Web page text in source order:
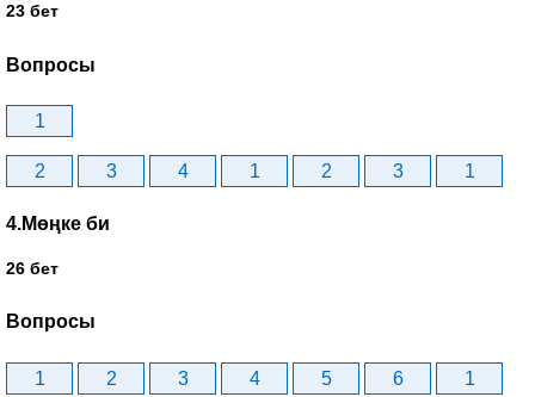
23 бет
Вопросы
1
2 3 4 1 2 3 1
4.Мөңке би
26 бет
Вопросы
1 2 3 4 5 6
1